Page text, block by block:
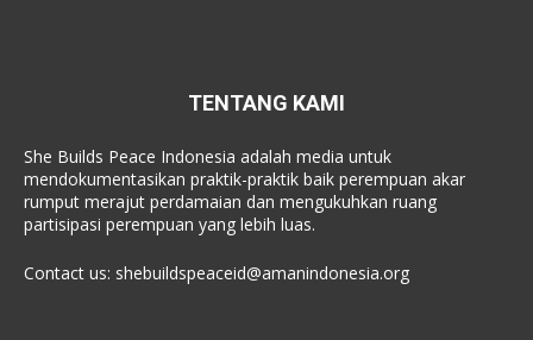
TENTANG KAMI
She Builds Peace Indonesia adalah media untuk
mendokumentasikan praktik-praktik baik perempuan akar
rumput merajut perdamaian dan mengukuhkan ruang
partisipasi perempuan yang lebih luas.
Contact us: shebuildspeaceid@amanindonesia.org